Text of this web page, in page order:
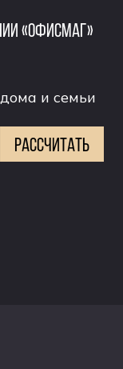
«Офисмаг»
и семьи
рассчитать